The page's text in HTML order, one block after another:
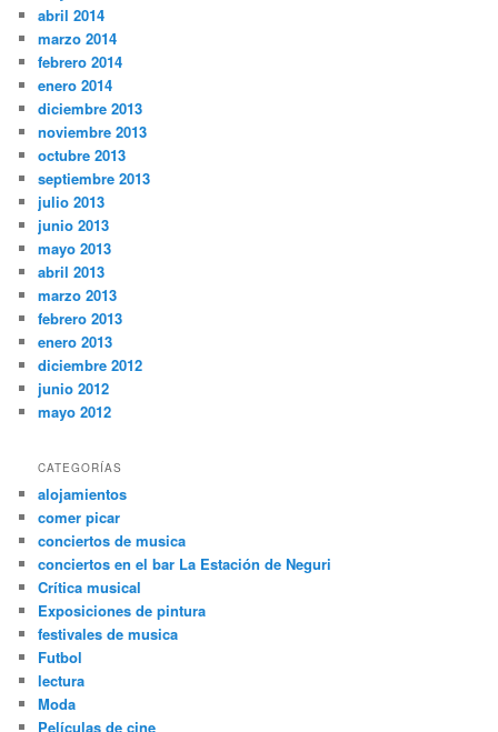
abril 2014
marzo 2014
febrero 2014
enero 2014
diciembre 2013
noviembre 2013
octubre 2013
septiembre 2013
julio 2013
junio 2013
mayo 2013
abril 2013
marzo 2013
febrero 2013
enero 2013
diciembre 2012
junio 2012
mayo 2012
CATEGORÍAS
alojamientos
comer picar
conciertos de musica
conciertos en el bar La Estación de Neguri
Crítica musical
Exposiciones de pintura
festivales de musica
Futbol
lectura
Moda
Películas de cine